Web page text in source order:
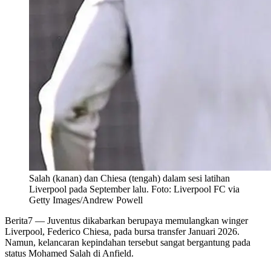
Salah (kanan) dan Chiesa (tengah) dalam sesi latihan
Liverpool pada September lalu. Foto: Liverpool FC via
Getty Images/Andrew Powell
Berita7 — Juventus dikabarkan berupaya memulangkan winger
Liverpool, Federico Chiesa, pada bursa transfer Januari 2026.
Namun, kelancaran kepindahan tersebut sangat bergantung pada
status Mohamed Salah di Anfield.